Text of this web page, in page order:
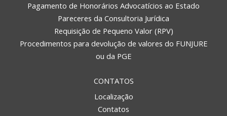
Pagamento de Honorários Advocatícios ao Estado
Pareceres da Consultoria Jurídica
Requisição de Pequeno Valor (RPV)
Procedimentos para devolução de valores do FUNJURE
ou da PGE
CONTATOS
Localização
Contatos